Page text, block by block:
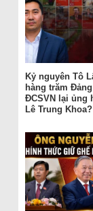
Kỷ nguyên Tô
hàng trăm
ĐCSVN lại ủng
Lê Trung Khoa?